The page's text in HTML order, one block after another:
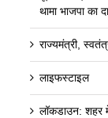
थामा भाजपा का
राज्यमंत्री,
लाइफस्टाइल
लॉकडाउन: शहर